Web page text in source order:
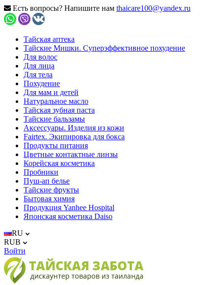
Есть вопросы? Напишите нам thaicare100@yandex.ru
Тайская аптека
Тайские Мишки. Суперэффективное похудение
Для волос
Для лица
Для тела
Похудение
Для мам и детей
Натуральное масло
Тайская зубная паста
Тайские бальзамы
Аксессуары. Изделия из кожи
Fairtex. Экипировка для бокса
Продукты питания
Цветные контактные линзы
Корейская косметика
Пробники
Пуш-ап белье
Тайские фрукты
Бытовая химия
Продукция Yanhee Hospital
Японская косметика Daiso
RU
RUB
Войти